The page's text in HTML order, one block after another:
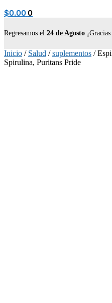
$0.00 0
Regresamos el 24 de Agosto
Inicio / Salud /suplementos /
Spirulina, Puritans Pride